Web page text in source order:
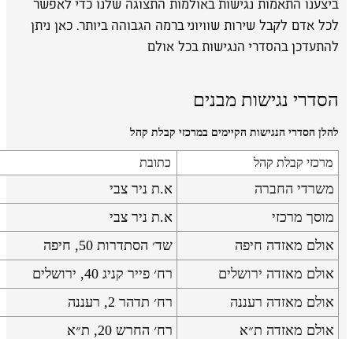
ביצענו התאמות נגישות באולמות התצוגה שלנו כדי לאפשר
לכל אדם לקבל שירות שוויוני ברמה הגבוהה ביותר. כאן ניתן
להתעדכן בהסדרי הנגישות בכל אולם
הסדרי נגישות מבנים
להלן הסדרי הנגישות הקיימים במרכזי קבלת קהל
מרכזי קבלת קהל כתובת
משרדי החברה
א.ת ניר צבי
מוסך מרכזי
א.ת ניר צבי
אולם מאזדה חיפה
שד׳ הסתדרות 50, חיפה
אולם מאזדה ירושלים
רח׳ פייר קניג 40, ירושלים
אולם מאזדה רעננה
רח׳ תדהר 2, רעננה
אולם מאזדה ת״א
רח׳ החרש 20, ת״א